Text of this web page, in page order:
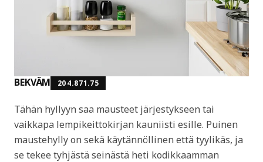
BEKVÄM 204.871.75
Tähän hyllyyn saa mausteet järjestykseen tai
vaikkapa lempikeittokirjan kauniisti esille. Puinen
maustehylly on sekä käytännöllinen että tyylikäs, ja
se tekee tyhjästä seinästä heti kodikkaamman